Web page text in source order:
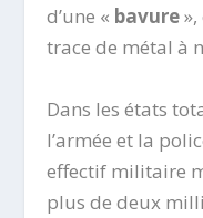
d’une « bavure
trace de métal à
Dans les états
l’armée et la
effectif militaire
plus de deux